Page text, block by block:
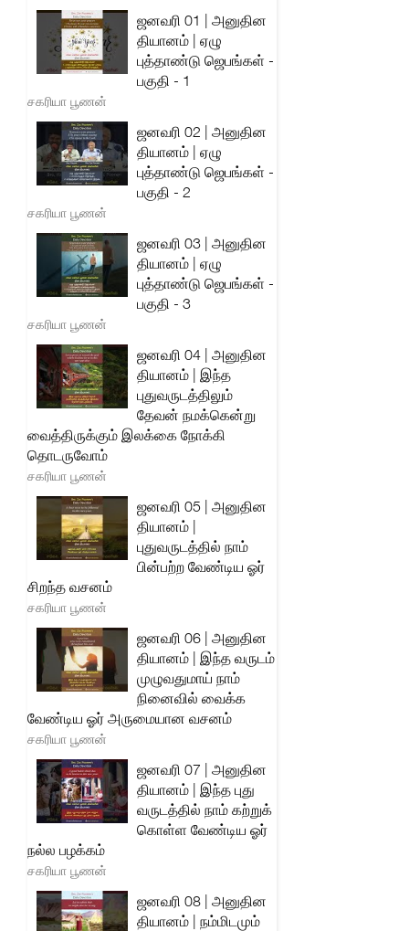
ஜனவரி 01 | அனுதின
தியானம் | ஏழு
புத்தாண்டு ஜெபங்கள் -
பகுதி - 1
சகரியா பூணன்
ஜனவரி 02 | அனுதின
தியானம் | ஏழு
புத்தாண்டு ஜெபங்கள் -
பகுதி - 2
சகரியா பூணன்
ஜனவரி 03 | அனுதின
தியானம் | ஏழு
புத்தாண்டு ஜெபங்கள் -
பகுதி - 3
சகரியா பூணன்
ஜனவரி 04 | அனுதின
தியானம் | இந்த
புதுவருடத்திலும்
தேவன் நமக்கென்று
வைத்திருக்கும் இலக்கை நோக்கி
தொடருவோம்
சகரியா பூணன்
ஜனவரி 05 | அனுதின
தியானம் |
புதுவருடத்தில் நாம்
பின்பற்ற வேண்டிய ஓர்
சிறந்த வசனம்
சகரியா பூணன்
ஜனவரி 06 | அனுதின
தியானம் | இந்த வருடம்
முழுவதுமாய் நாம்
நினைவில் வைக்க
வேண்டிய ஓர் அருமையான வசனம்
சகரியா பூணன்
ஜனவரி 07 | அனுதின
தியானம் | இந்த புது
வருடத்தில் நாம் கற்றுக்
கொள்ள வேண்டிய ஓர்
நல்ல பழக்கம்
சகரியா பூணன்
ஜனவரி 08 | அனுதின
தியானம் | நம்மிடமும்